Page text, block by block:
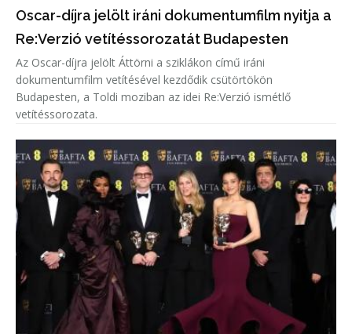
Oscar-díjra jelölt iráni dokumentumfilm nyitja a
Re:Verzió vetítéssorozatát Budapesten
Az Oscar-díjra jelölt Áttörni a sziklákon című iráni
dokumentumfilm vetítésével kezdődik csütörtökön
Budapesten, a Toldi moziban az idei Re:Verzió ismétlő
vetítéssorozata.